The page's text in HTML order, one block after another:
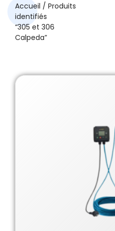
Accueil / Produits
identifiés
“305 et 306
Calpeda”